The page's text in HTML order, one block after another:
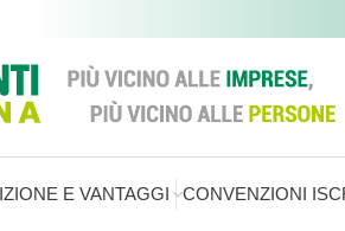
E VANTAGGI CONVENZIONI